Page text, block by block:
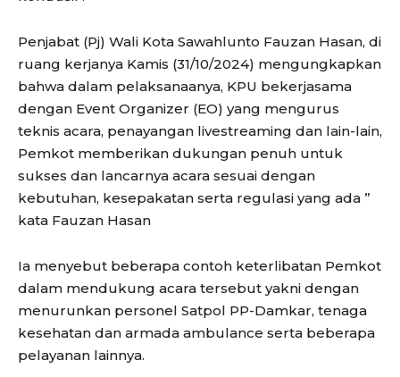
Penjabat (Pj) Wali Kota Sawahlunto Fauzan Hasan, di
ruang kerjanya Kamis (31/10/2024) mengungkapkan
bahwa dalam pelaksanaanya, KPU bekerjasama
dengan Event Organizer (EO) yang mengurus
teknis acara, penayangan livestreaming dan lain-lain,
Pemkot memberikan dukungan penuh untuk
sukses dan lancarnya acara sesuai dengan
kebutuhan, kesepakatan serta regulasi yang ada ”
kata Fauzan Hasan
Ia menyebut beberapa contoh keterlibatan Pemkot
dalam mendukung acara tersebut yakni dengan
menurunkan personel Satpol PP-Damkar, tenaga
kesehatan dan armada ambulance serta beberapa
pelayanan lainnya.